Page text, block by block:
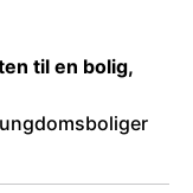
til en bolig,